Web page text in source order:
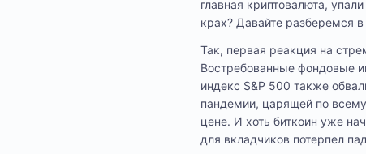
главная криптовалюта,
крах? Давайте разберемся
Так, первая реакция на
Востребованные фондовые
индекс S&P 500 также
пандемии, царящей по
цене. И хоть биткоин уже
для вкладчиков потерпел